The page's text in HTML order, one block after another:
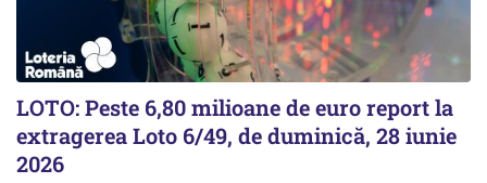
LOTO: Peste 6,80 milioane de euro report la
extragerea Loto 6/49, de duminică, 28 iunie
2026